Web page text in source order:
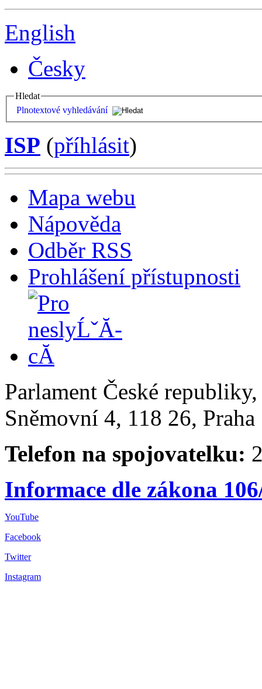
English
Česky
Hledat
Plnotextové vyhledávání
ISP (příhlásit)
Mapa webu
Nápověda
Odběr RSS
Prohlášení přístupnosti
Parlament České
Sněmovní 4, 118 26,
Telefon na spojovatelku:
Informace dle zákona
YouTube
Facebook
Twitter
Instagram